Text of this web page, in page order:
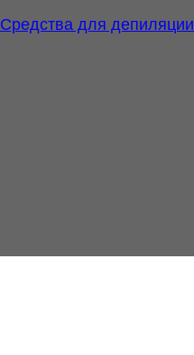
Средства для депиляции